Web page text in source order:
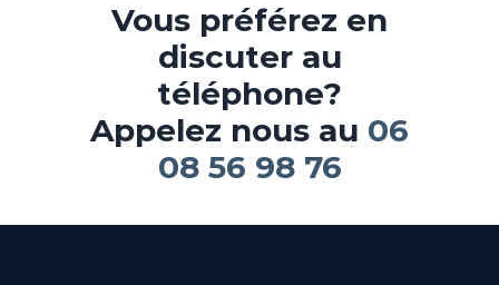
Vous préférez en
discuter au
téléphone?
Appelez nous au 06
08 56 98 76‬